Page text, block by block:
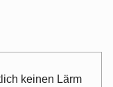
keinen Lärm